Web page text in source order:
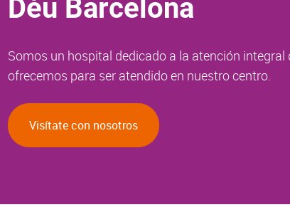
Déu Barcelona
Somos un hospital dedicado a la atención
ofrecemos para ser atendido en nuestro centro.
Visítate con nosotros